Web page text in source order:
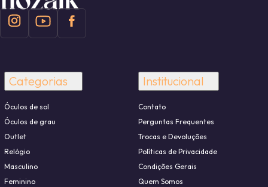
Categorias
Óculos de sol
Óculos de grau
Outlet
Relógio
Masculino
Feminino
Institucional
Contato
Perguntas Frequentes
Trocas e Devoluções
Políticas de Privacidade
Condições Gerais
Quem Somos